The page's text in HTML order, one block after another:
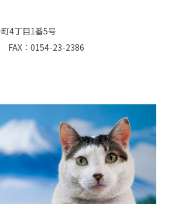
4丁目1番5号
FAX：0154-23-2386